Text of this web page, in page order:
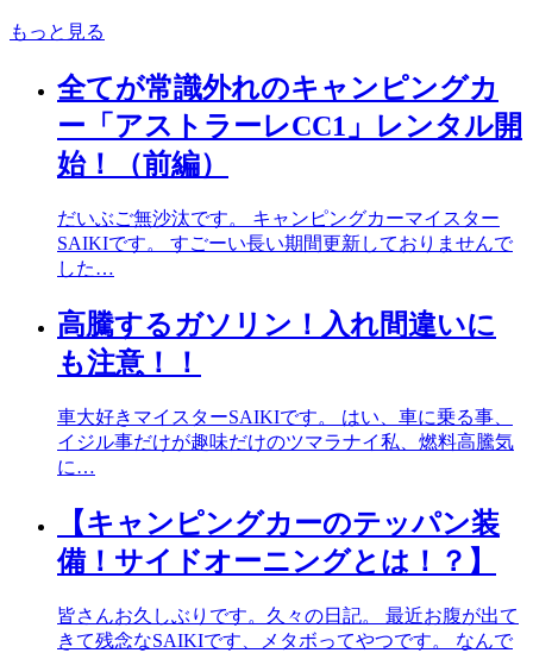
もっと見る
全てが常識外れのキャンピングカ
ー「アストラーレCC1」レンタル開
始！（前編）
だいぶご無沙汰です。 キャンピングカーマイスター
SAIKIです。 すごーい長い期間更新しておりませんで
した…
高騰するガソリン！入れ間違いに
も注意！！
車大好きマイスターSAIKIです。 はい、車に乗る事、
イジル事だけが趣味だけのツマラナイ私、燃料高騰気
に…
【キャンピングカーのテッパン装
備！サイドオーニングとは！？】
皆さんお久しぶりです。久々の日記。 最近お腹が出て
きて残念なSAIKIです、メタボってやつです。 なんで